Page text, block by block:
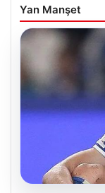
Yan Manşet